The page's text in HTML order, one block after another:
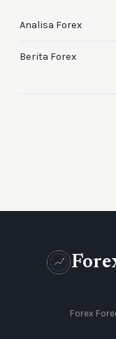
Analisa Forex
Berita Forex
Forex